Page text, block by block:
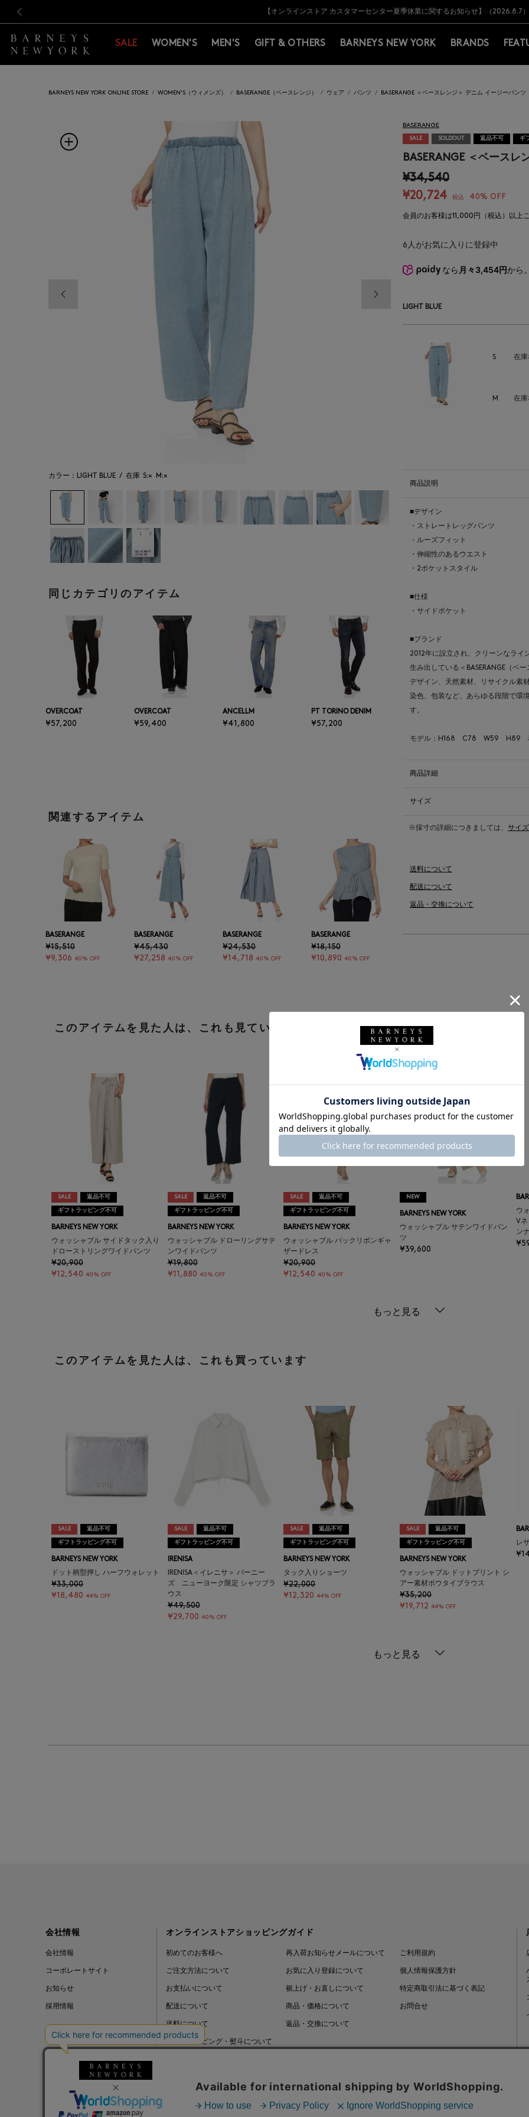
新規登録のお客様も対象！＜MY BARNEYS＞会員のお客様は11,000円（税込）以上のお買上げで常時送料無料
【夏季休業に伴う出荷一時停止のお知らせ】(2026.8.7)
【オンラインストア カスタマーセンター夏季休業に関するお知らせ】（2026.8.7）
【夏季休業に伴う返品・交換承り一時停止のお知らせ】（2026.8.5）
熊本県を中心とした地震の影響によるお荷物のお届けについて
【開催中】SUMMER SALEのご案内・ご注意事項
新規登録のお客様も対象！＜MY BARNEYS＞会員のお客様は11,000円（税込）以上のお買上げで常時送料無料
【夏季休業に伴う出荷一時停止のお知らせ】(2026.8.7)
SALE WOMEN'S MEN'S GIFT & OTHERS BARNEYS NEW YORK BRANDS
BARNEYS NEW YORK ONLINE STORE WOMEN'S（ウィメンズ） BASERANGE（ベースレンジ） ウェア パンツ BASERANGE ＜ベースレンジ＞ デニム イージーパンツ
カラー：LIGHT BLUE / 在庫 S:× M:×
同じカテゴリのアイテム
OVERCOAT
¥57,200
OVERCOAT
¥59,400
ANCELLM
¥41,800
PT TORINO DENIM
¥57,200
関連するアイテム
BASERANGE
¥15,510
¥9,306 40% OFF
BASERANGE
¥45,430
¥27,258 40% OFF
BASERANGE
¥24,530
¥14,718 40% OFF
BASERANGE
¥18,150
¥10,890 40% OFF
BASERANGE
SALE
SOLDOUT 返品不可 ギ
BASERANGE ＜ベースレ
¥34,540
¥20,724
税込 40% OFF
会員のお客様は11,000円（税込）以上
6人がお気に入りに登録中
なら 月々3,454円から
LIGHT BLUE
S 在庫
M 在庫
商品説明
■デザイン
・ストレートレッグパンツ
・ルーズフィット
・伸縮性のあるウエスト
・2ポケットスタイル
■仕様
・サイドポケット
■ブランド
2012年に設立され、クリーンなライ
生み出している＜BASERANGE（ベー
デザイン、天然素材、リサイクル素
染色、包装など、あらゆる段階で環
す。
モデル：H168 C78 W59 H89
商品詳細
サイズ
※採寸の詳細につきましては、 サイ
送料について
配送について
返品・交換について
このアイテムを見た人は、これも見ています
SALE 返品不可
ギフトラッピング不可
BARNEYS NEW YORK
ウォッシャブル サイドタック入り
ドローストリングワイドパンツ
¥20,900
¥12,540 40% OFF
SALE 返品不可
ギフトラッピング不可
BARNEYS NEW YORK
ウォッシャブル ドローリングサテ
ンワイドパンツ
¥19,800
¥11,880 40% OFF
SALE 返品不可
ギフトラッピング不可
BARNEYS NEW YORK
ウォッシャブル バックリボンギャ
ザードレス
¥20,900
¥12,540 40% OFF
NEW
BARNEYS NEW YORK
ウォッシャブル サテンワイドパン
ツ
¥39,600
ウ
Vネ
ン
もっと見る
このアイテムを見た人は、これも買っています
SALE 返品不可
ギフトラッピング不可
BARNEYS NEW YORK
ドット柄型押し ハーフウォレット
¥33,000
¥18,480 44% OFF
SALE 返品不可
ギフトラッピング不可
IRENISA
IRENISA＜イレニサ＞ バーニー
ズ ニューヨーク限定 シャツブラ
ウス
¥49,500
¥29,700 40% OFF
SALE 返品不可
ギフトラッピング不可
BARNEYS NEW YORK
タック入りショーツ
¥22,000
¥12,320 44% OFF
SALE 返品不可
ギフトラッピング不可
BARNEYS NEW YORK
ウォッシャブル ドットプリント シ
アー素材ボウタイブラウス
¥35,200
¥19,712 44% OFF
レ
もっと見る
会社情報
会社情報
コーポレートサイト
お知らせ
採用情報
オンラインストアショッピングガイド
初めてのお客様へ
ご注文方法について
お支払いについて
配送について
送料について
ギフトラッピング・熨斗について
再入荷お知らせメールについて
お気に入り登録について
裾上げ・お直しについて
商品・価格について
返品・交換について
ご利用規約
個人情報保護方針
特定商取引法に基づく表記
お問合せ